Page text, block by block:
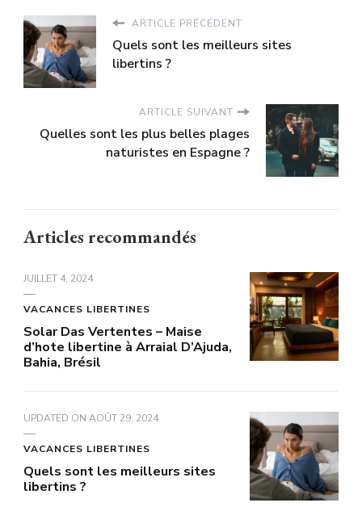
ARTICLE PRÉCÉDENT
Quels sont les meilleurs sites
libertins ?
ARTICLE SUIVANT
Quelles sont les plus belles plages
naturistes en Espagne ?
Articles recommandés
JUILLET 4, 2024
VACANCES LIBERTINES
Solar Das Vertentes – Maise
d’hote libertine à Arraial D’Ajuda,
Bahia, Brésil
UPDATED ON AOÛT 29, 2024
VACANCES LIBERTINES
Quels sont les meilleurs sites
libertins ?